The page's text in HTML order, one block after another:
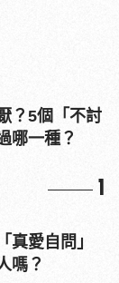
？5個「不討
哪一種？
1
真愛自問」
嗎？